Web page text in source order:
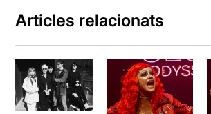
Articles relacionats